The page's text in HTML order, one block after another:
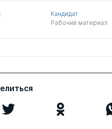
Кандидат
Рабочий материал